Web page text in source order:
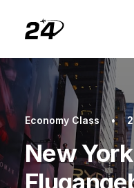
Economy Class •
New